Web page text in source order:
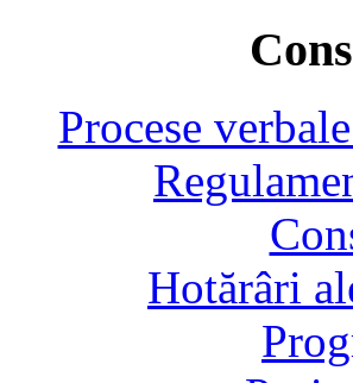
Procese
Hotărâri